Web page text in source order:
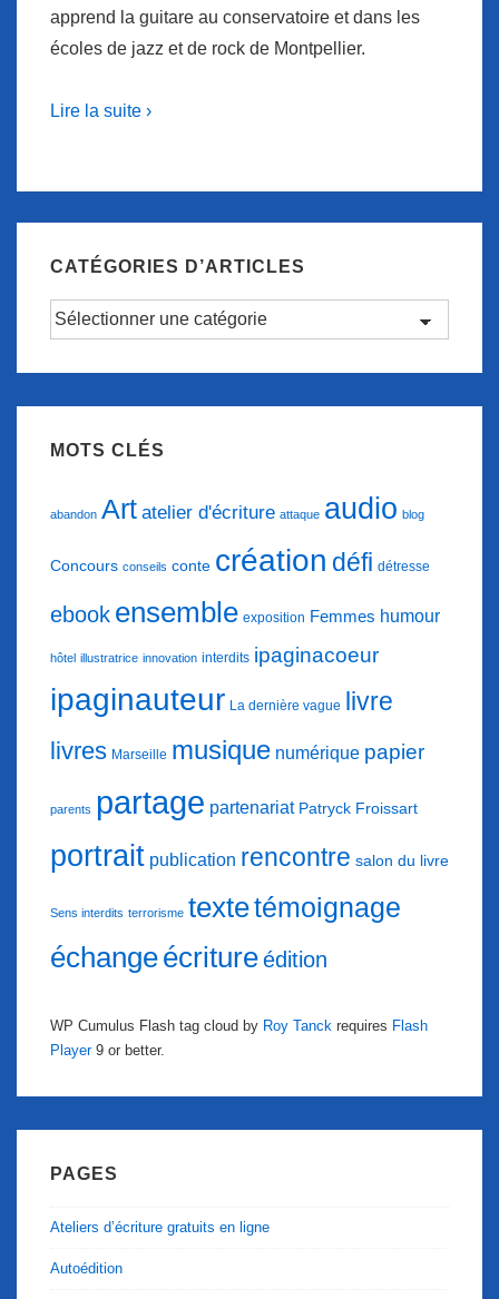
apprend la guitare au conservatoire et dans les
écoles de jazz et de rock de Montpellier.
Lire la suite ›
CATÉGORIES D’ARTICLES
Catégories
MOTS CLÉS
abandon Art atelier d'écriture attaque audio blog
Concours conseils conte création défi détresse
ebook ensemble exposition Femmes humour
hôtel illustratrice innovation interdits ipaginacoeur
ipaginauteur La dernière vague livre
livres Marseille musique numérique papier
parents partage partenariat Patryck Froissart
portrait publication rencontre salon du livre
Sens interdits terrorisme textetémoignage
échangeécritureédition
WP Cumulus Flash tag cloud by Roy Tanck requires Flash
Player9 or better.
PAGES
Ateliers d’écriture gratuits en ligne
Autoédition